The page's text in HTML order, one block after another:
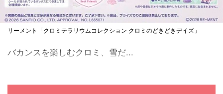
リーメント「クロミテラリウムコレクション クロミのどきどきデイズ」
バカンスを楽しむクロミ、雪だ...